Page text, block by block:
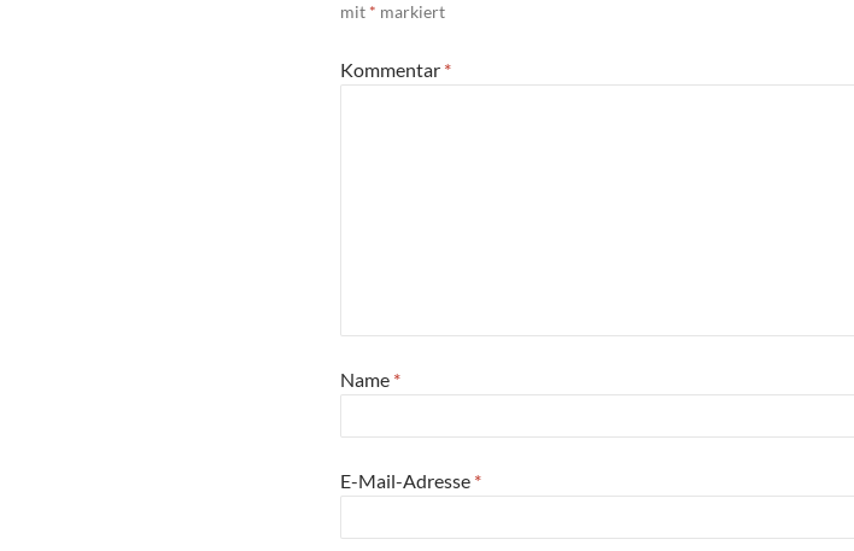
mit * markiert
Kommentar *
Name *
E-Mail-Adresse *